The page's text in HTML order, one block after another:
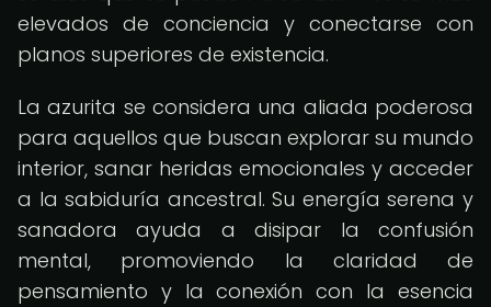
elevados de conciencia y conectarse con
planos superiores de existencia.
La azurita se considera una aliada poderosa
para aquellos que buscan explorar su mundo
interior, sanar heridas emocionales y acceder
a la sabiduría ancestral. Su energía serena y
sanadora ayuda a disipar la confusión
mental, promoviendo la claridad de
pensamiento y la conexión con la esencia